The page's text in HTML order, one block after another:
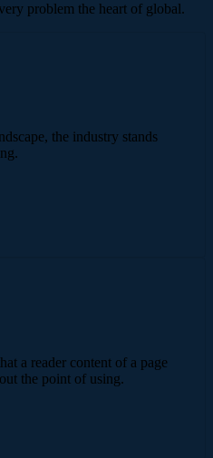
problem the heart of global.
the industry stands
a reader content of a page
the point of using.